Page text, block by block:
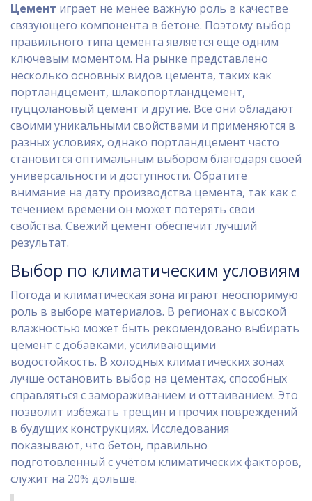
Цемент играет не менее важную роль в качестве
связующего компонента в бетоне. Поэтому выбор
правильного типа цемента является ещё одним
ключевым моментом. На рынке представлено
несколько основных видов цемента, таких как
портландцемент, шлакопортландцемент,
пуццолановый цемент и другие. Все они обладают
своими уникальными свойствами и применяются в
разных условиях, однако портландцемент часто
становится оптимальным выбором благодаря своей
универсальности и доступности. Обратите
внимание на дату производства цемента, так как с
течением времени он может потерять свои
свойства. Свежий цемент обеспечит лучший
результат.
Выбор по климатическим условиям
Погода и климатическая зона играют неоспоримую
роль в выборе материалов. В регионах с высокой
влажностью может быть рекомендовано выбирать
цемент с добавками, усиливающими
водостойкость. В холодных климатических зонах
лучше остановить выбор на цементах, способных
справляться с замораживанием и оттаиванием. Это
позволит избежать трещин и прочих повреждений
в будущих конструкциях. Исследования
показывают, что бетон, правильно
подготовленный с учётом климатических факторов,
служит на 20% дольше.